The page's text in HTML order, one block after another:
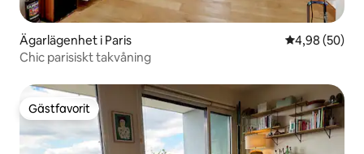
Ägarlägenhet i Paris 4,98 av 5 i
4,98 (50)
Chic parisiskt takvåning
Gästfavorit
Gästfavorit